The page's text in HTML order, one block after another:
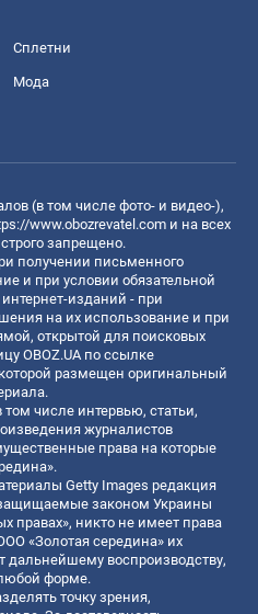
Сплетни
Мода
(в том числе фото- и видео-),
www.obozrevatel.com и на всех
запрещено.
получении письменного
и при условии обязательной
изданий - при
на их использование и при
открытой для поисковых
OBOZ.UA по ссылке
размещен оригинальный
числе интервью, статьи,
журналистов
права на которые
Getty Images редакция
законом Украины
правах», никто не имеет права
«Золотая середина» их
дальнейшему воспроизводству,
форме.
точку зрения,